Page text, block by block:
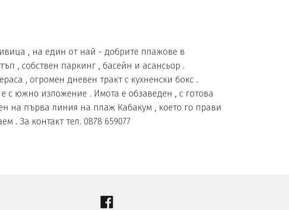
, на един от най - добрите плажове в
, собствен паркинг , басейн и асансьор .
, огромен дневен тракт с кухненски бокс .
южно изложение . Имота е обзаведен , с готова
на първа линия на плаж Кабакум , което го прави
. За контакт тел. 0878 659077